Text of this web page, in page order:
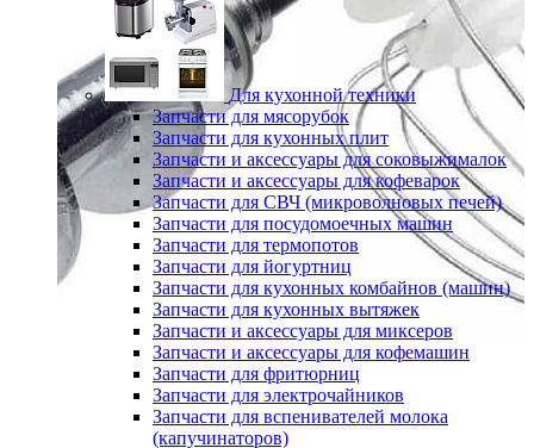
Для кухонной техники
Запчасти для мясорубок
Запчасти для кухонных плит
Запчасти и аксессуары для соковыжималок
Запчасти и аксессуары для кофеварок
Запчасти для СВЧ (микроволновых печей)
Запчасти для посудомоечных машин
Запчасти для термопотов
Запчасти для йогуртниц
Запчасти для кухонных комбайнов (машин)
Запчасти для кухонных вытяжек
Запчасти и аксессуары для миксеров
Запчасти и аксессуары для кофемашин
Запчасти для фритюрниц
Запчасти для электрочайников
Запчасти для вспенивателей молока
(капучинаторов)